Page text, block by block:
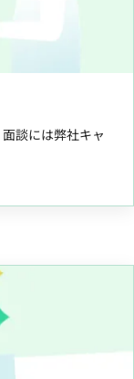
談には弊社キャ